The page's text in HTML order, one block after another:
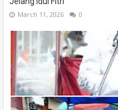
March 11, 2026 0